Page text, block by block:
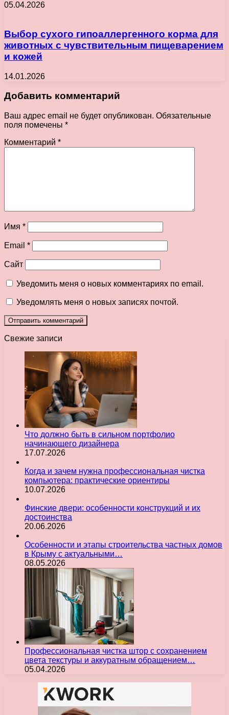
05.04.2026
Выбор сухого гипоаллергенного корма для
животных с чувствительным пищеварением
и кожей
14.01.2026
Добавить комментарий
Ваш адрес email не будет опубликован. Обязательные
поля помечены *
Комментарий *
Имя *
Email *
Сайт
Уведомить меня о новых комментариях по email.
Уведомлять меня о новых записях почтой.
Свежие записи
Что должно быть в сильном портфолио
начинающего дизайнера
17.07.2026
Когда и зачем нужна профессиональная чистка
компьютера: практические ориентиры
10.07.2026
Финские двери: особенности конструкций и их
достоинства
20.06.2026
Особенности и этапы строительства частных домов
в Крыму с актуальными…
08.05.2026
Профессиональная чистка штор с сохранением
цвета текстуры и аккуратным обращением…
05.04.2026